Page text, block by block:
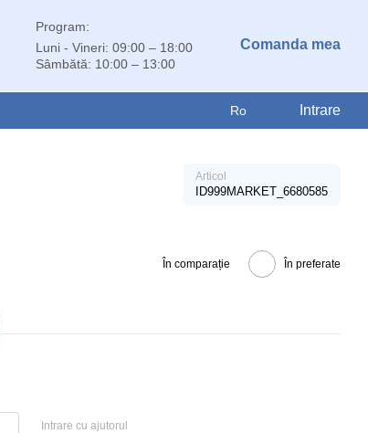
Program:
Luni - Vineri: 09:00 – 18:00
Sâmbătă: 10:00 – 13:00
Comanda mea
Ro Intrare
Articol
ID999MARKET_6680585
În comparație În preferate
Intrare cu ajutorul